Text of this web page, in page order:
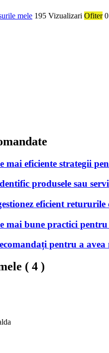
mele 195 Vizualizari Ofiter 0
mai eficiente strategii
produsele sau
eficient
mai bune practici
pentru a avea
( 4 )